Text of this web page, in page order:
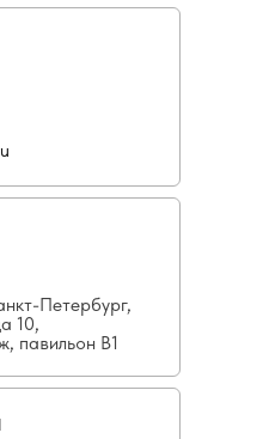
Петербург,
10,
павильон В1